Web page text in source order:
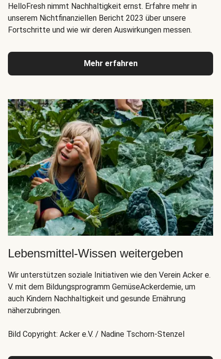
HelloFresh nimmt Nachhaltigkeit ernst. Erfahre mehr in
unserem Nichtfinanziellen Bericht 2023 über unsere
Fortschritte und wie wir deren Auswirkungen messen.
Mehr erfahren
Lebensmittel-Wissen weitergeben
Wir unterstützen soziale Initiativen wie den Verein Acker e.
V. mit dem Bildungsprogramm GemüseAckerdemie, um
auch Kindern Nachhaltigkeit und gesunde Ernährung
näherzubringen.
Bild Copyright: Acker e.V. / Nadine Tschorn-Stenzel